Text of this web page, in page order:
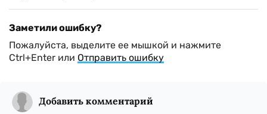
Заметили ошибку?
Пожалуйста, выделите ее мышкой и нажмите
Ctrl+Enter или Отправить ошибку
Добавить комментарий